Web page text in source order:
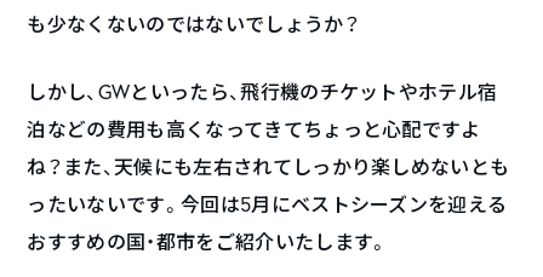
も少なくないのではないでしょうか？
しかし、GWといったら、飛行機のチケットやホテル宿
泊などの費用も高くなってきてちょっと心配ですよ
ね？また、天候にも左右されてしっかり楽しめないとも
ったいないです。今回は5月にベストシーズンを迎える
おすすめの国・都市をご紹介いたします。